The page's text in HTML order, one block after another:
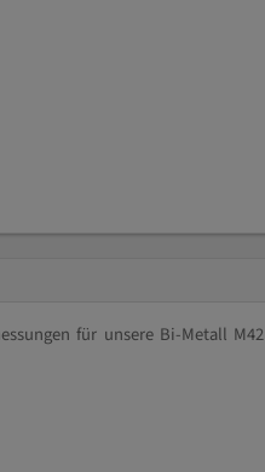
für unsere Bi-Metall M42